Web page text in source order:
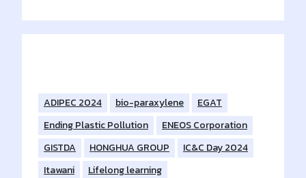
ADIPEC 2024 bio-paraxylene
EGAT
Ending Plastic Pollution
ENEOS Corporation
GISTDA
HONGHUA GROUP
IC&C Day 2024
Itawani
Lifelong learning